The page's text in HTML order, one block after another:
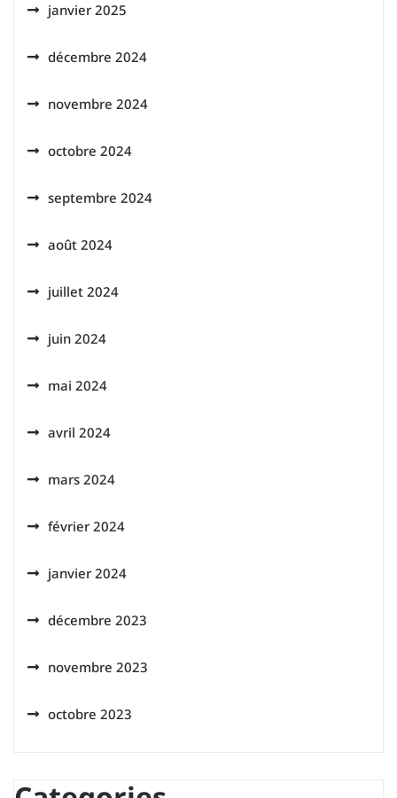
janvier 2025
décembre 2024
novembre 2024
octobre 2024
septembre 2024
août 2024
juillet 2024
juin 2024
mai 2024
avril 2024
mars 2024
février 2024
janvier 2024
décembre 2023
novembre 2023
octobre 2023